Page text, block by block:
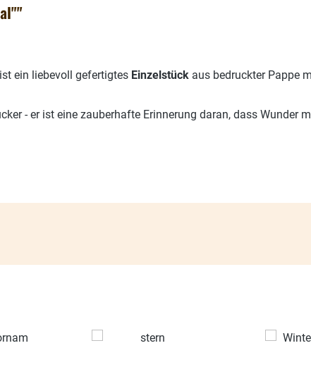
ein liebevoll gefertigtes Einzelstück aus bedruckter Pappe
- er ist eine zauberhafte Erinnerung daran, dass Wunder